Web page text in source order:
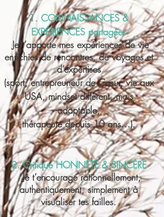
1. CONNAISSANCES &
EXPÉRIENCES partagées
Je t’apporte mes expériences de vie
enrichies de rencontres, de voyages et
d’expertises
(sport, entrepreuneur de Cœur, vie aux
USA, mindset différent, mais
adaptable,
thérapeute depuis 10 ans…).
2. Critique HONNÊTE & SINCÈRE
Je t’encourage rationnellement,
authentiquement, simplement à
visualiser tes failles.